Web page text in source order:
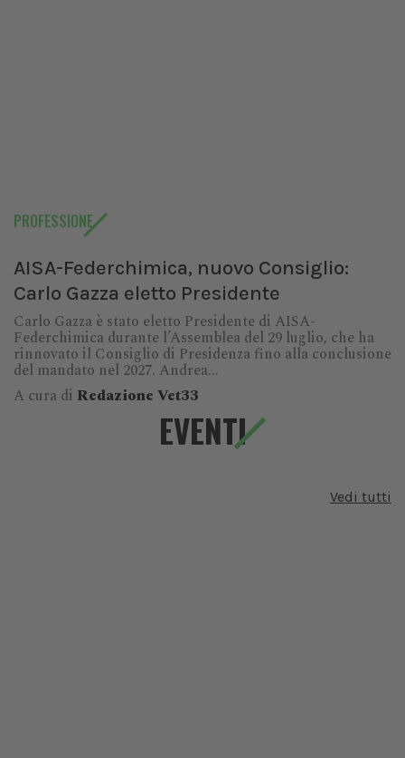
PROFESSIONE
AISA-Federchimica, nuovo Consiglio:
Carlo Gazza eletto Presidente
Carlo Gazza è stato eletto Presidente di AISA-
Federchimica durante l’Assemblea del 29 luglio, che ha
rinnovato il Consiglio di Presidenza fino alla conclusione
del mandato nel 2027. Andrea...
A cura di Redazione Vet33
EVENTI
Vedi tutti